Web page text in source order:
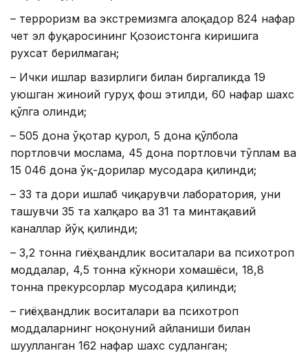
– терроризм ва экстремизмга алоқадор 824 нафар
чет эл фуқаросининг Қозоғистонга киришига
рухсат берилмаган;
– Ички ишлар вазирлиги билан биргаликда 19
уюшган жиноий гуруҳ фош этилди, 60 нафар шахс
қўлга олинди;
– 505 дона ўқотар қурол, 5 дона қўлбола
портловчи мослама, 45 дона портловчи тўплам ва
15 046 дона ўқ-дорилар мусодара қилинди;
– 33 та дори ишлаб чиқарувчи лаборатория, уни
ташувчи 35 та халқаро ва 31 та минтақавий
каналлар йўқ қилинди;
– 3,2 тонна гиёҳвандлик воситалари ва психотроп
моддалар, 4,5 тонна кўкнори хомашёси, 18,8
тонна прекурсорлар мусодара қилинди;
– гиёҳвандлик воситалари ва психотроп
моддаларнинг ноқонуний айланиши билан
шуғулланган 162 нафар шахс судланган;